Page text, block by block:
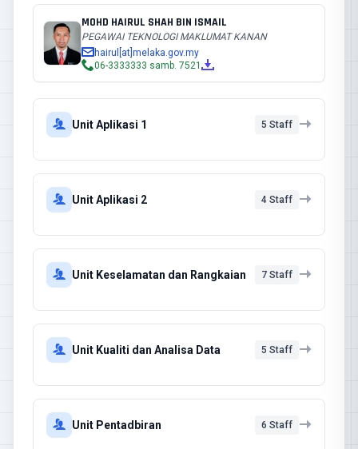
MOHD HAIRUL SHAH BIN ISMAIL
PEGAWAI TEKNOLOGI MAKLUMAT KANAN
hairul[at]melaka.gov.my
06-3333333 samb. 7521
Unit Aplikasi 1 5 Staff
Unit Aplikasi 2 4 Staff
Unit Keselamatan dan Rangkaian 7 Staff
Unit Kualiti dan Analisa Data 5 Staff
Unit Pentadbiran 6 Staff